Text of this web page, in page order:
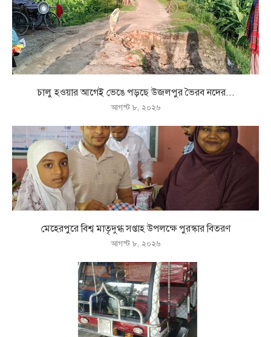
চালু হওয়ার আগেই ভেঙে পড়ছে উজলপুর ভৈরব নদের...
আগস্ট ৮, ২০২৬
মেহেরপুরে বিশ্ব মাতৃদুগ্ধ সপ্তাহ উপলক্ষে পুরস্কার বিতরণ
আগস্ট ৮, ২০২৬